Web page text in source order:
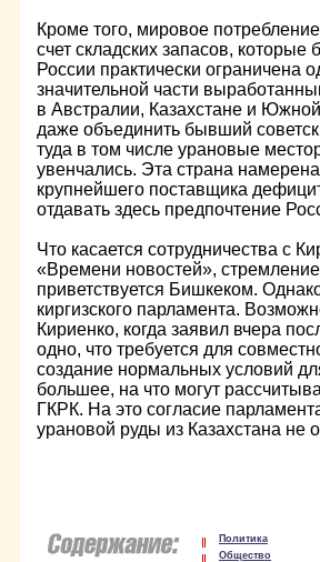
Кроме того, мировое
счет складских запасов,
России практически ограничена
значительной части
в Австралии, Казахстане и
даже объединить бывший
туда в том числе урановые
увенчались. Эта страна
крупнейшего поставщика
отдавать здесь предпочтение
Что касается сотрудничества с
«Времени новостей»,
приветствуется Бишкеком.
киргизского парламента.
Кириенко, когда заявил вчера
одно, что требуется для
создание нормальных условий
большее, на что могут
ГКРК. На это согласие
урановой руды из Казахстана не
Политика
Общество